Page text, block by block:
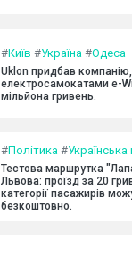
#Київ #Україна #Одеса
Uklon придбав
електросамокатами e-
мільйона гривень.
#Політика #Українська
Тестова маршрутка
Львова: проїзд за 20
категорії пасажирів
безкоштовно.